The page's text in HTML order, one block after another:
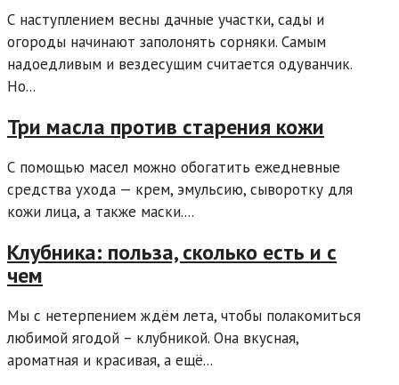
С наступлением весны дачные участки, сады и
огороды начинают заполонять сорняки. Самым
надоедливым и вездесущим считается одуванчик.
Но...
Три масла против старения кожи
С помощью масел можно обогатить ежедневные
средства ухода — крем, эмульсию, сыворотку для
кожи лица, а также маски....
Клубника: польза, сколько есть и с
чем
Мы с нетерпением ждём лета, чтобы полакомиться
любимой ягодой – клубникой. Она вкусная,
ароматная и красивая, а ещё...